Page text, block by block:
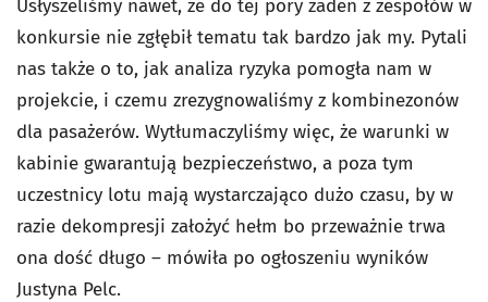
Usłyszeliśmy nawet, że do tej pory żaden z zespołów w
konkursie nie zgłębił tematu tak bardzo jak my. Pytali
nas także o to, jak analiza ryzyka pomogła nam w
projekcie, i czemu zrezygnowaliśmy z kombinezonów
dla pasażerów. Wytłumaczyliśmy więc, że warunki w
kabinie gwarantują bezpieczeństwo, a poza tym
uczestnicy lotu mają wystarczająco dużo czasu, by w
razie dekompresji założyć hełm bo przeważnie trwa
ona dość długo – mówiła po ogłoszeniu wyników
Justyna Pelc.